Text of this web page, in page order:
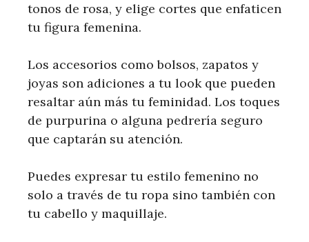
tonos de rosa, y elige cortes que enfaticen
tu figura femenina.
Los accesorios como bolsos, zapatos y
joyas son adiciones a tu look que pueden
resaltar aún más tu feminidad. Los toques
de purpurina o alguna pedrería seguro
que captarán su atención.
Puedes expresar tu estilo femenino no
solo a través de tu ropa sino también con
tu cabello y maquillaje.